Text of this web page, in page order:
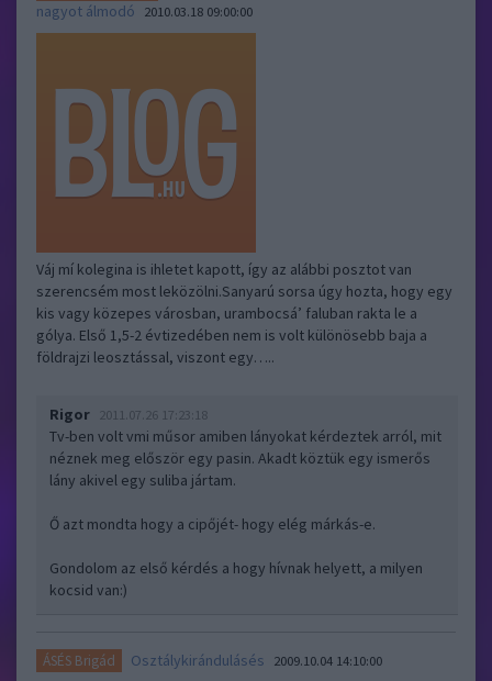
nagyot álmodó
2010.03.18 09:00:00
Váj mí kolegina is ihletet kapott, így az alábbi posztot van
szerencsém most leközölni.Sanyarú sorsa úgy hozta, hogy egy
kis vagy közepes városban, urambocsá’ faluban rakta le a
gólya. Első 1,5-2 évtizedében nem is volt különösebb baja a
földrajzi leosztással, viszont egy…..
Rigor 2011.07.26 17:23:18
Tv-ben volt vmi műsor amiben lányokat kérdeztek arról, mit
néznek meg először egy pasin. Akadt köztük egy ismerős
lány akivel egy suliba jártam.
Ő azt mondta hogy a cipőjét- hogy elég márkás-e.
Gondolom az első kérdés a hogy hívnak helyett, a milyen
kocsid van:)
ÁSÉS Brigád Osztálykirándulásés 2009.10.04 14:10:00